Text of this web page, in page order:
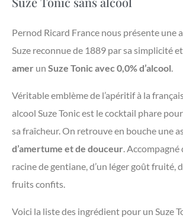
Pernod Ricard France nous présente une
Suze reconnue de 1889 par sa simplicité
amer un Suze Tonic avec 0,0% d’alcool.
Véritable emblème de l’apéritif à la
alcool Suze Tonic est le cocktail phare
sa fraîcheur. On retrouve en bouche une
d’amertume et de douceur. Accompagné
racine de gentiane, d’un léger goût fruité,
fruits confits.
Voici la liste des ingrédient pour un Suze